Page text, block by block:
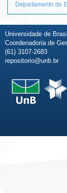
Departamento de
Universidade de
Coordenadoria de
(61) 3107-2683
repositorio@unb.br